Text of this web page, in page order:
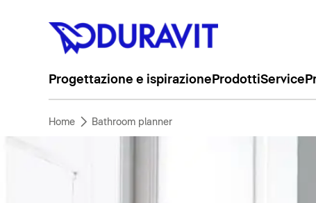
Progettazione e ispirazione ProdottiService
Home Bathroom planner